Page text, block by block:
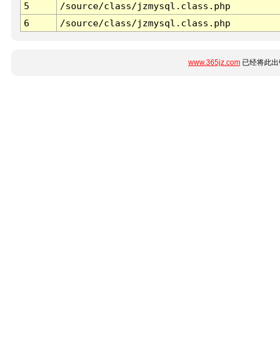
5
/source/class/jzmysql.class.php
6
/source/class/jzmysql.class.php
www.365jz.com已经将此出